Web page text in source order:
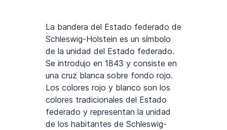
La bandera del Estado federado de
Schleswig-Holstein es un símbolo
de la unidad del Estado federado.
Se introdujo en 1843 y consiste en
una cruz blanca sobre fondo rojo.
Los colores rojo y blanco son los
colores tradicionales del Estado
federado y representan la unidad
de los habitantes de Schleswig-